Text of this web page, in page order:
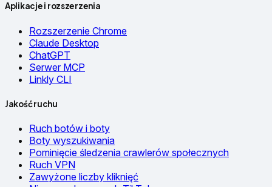
Aplikacje i rozszerzenia
Rozszerzenie Chrome
Claude Desktop
ChatGPT
Serwer MCP
Linkly CLI
Jakość ruchu
Ruch botów i boty
Boty wyszukiwania
Pominięcie śledzenia crawlerów społecznych
Ruch VPN
Zawyżone liczby kliknięć